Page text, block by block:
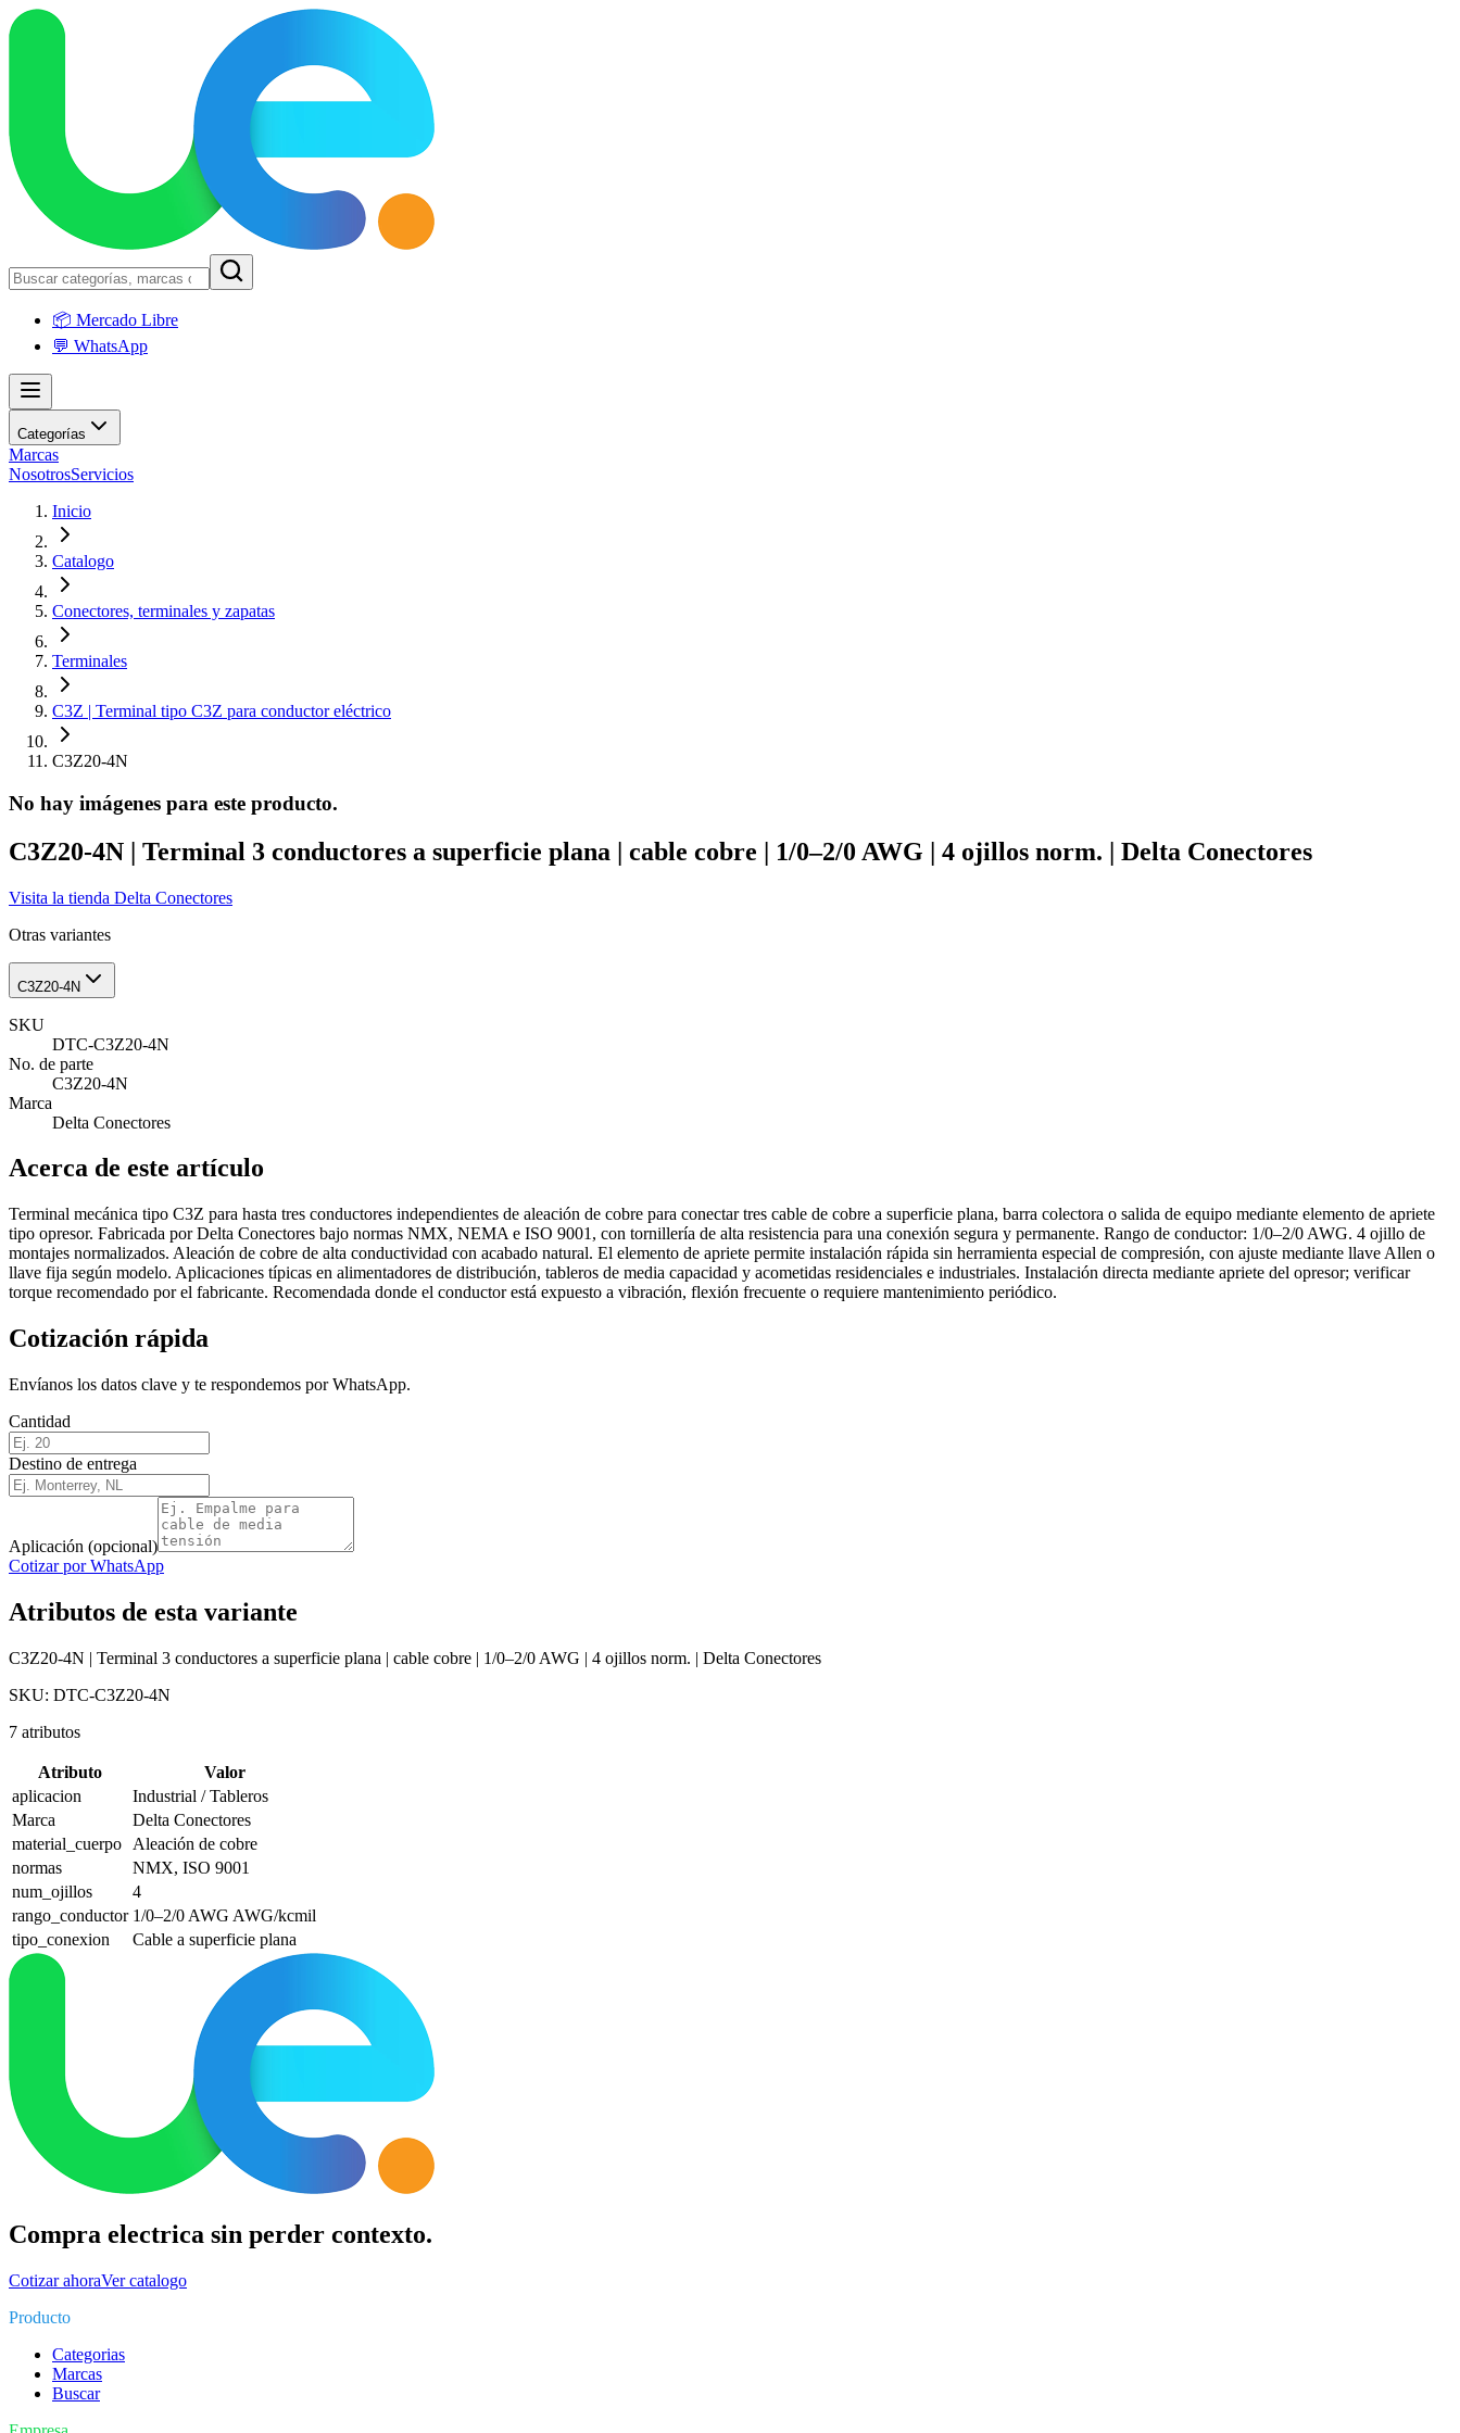
📦 Mercado Libre
💬 WhatsApp
Categorías
Marcas
NosotrosServicios
Inicio
Catalogo
Conectores, terminales y zapatas
Terminales
C3Z | Terminal tipo C3Z para conductor eléctrico
C3Z20-4N
No hay imágenes para este producto.
C3Z20-4N | Terminal 3 conductores a superficie plana | cable cobre | 1/0–2/0 AWG | 4 ojillos norm. | Delta Conectores
Visita la tienda Delta Conectores
Otras variantes
C3Z20-4N
SKU
DTC-C3Z20-4N
No. de parte
C3Z20-4N
Marca
Delta Conectores
Acerca de este artículo
Terminal mecánica tipo C3Z para hasta tres conductores independientes de aleación de cobre para conectar tres cable de cobre a superficie plana, barra colectora o salida de equipo mediante elemento de apriete
tipo opresor. Fabricada por Delta Conectores bajo normas NMX, NEMA e ISO 9001, con tornillería de alta resistencia para una conexión segura y permanente. Rango de conductor: 1/0–2/0 AWG. 4 ojillo de
montajes normalizados. Aleación de cobre de alta conductividad con acabado natural. El elemento de apriete permite instalación rápida sin herramienta especial de compresión, con ajuste mediante llave Allen o
llave fija según modelo. Aplicaciones típicas en alimentadores de distribución, tableros de media capacidad y acometidas residenciales e industriales. Instalación directa mediante apriete del opresor; verificar
torque recomendado por el fabricante. Recomendada donde el conductor está expuesto a vibración, flexión frecuente o requiere mantenimiento periódico.
Cotización rápida
Envíanos los datos clave y te respondemos por WhatsApp.
Cantidad
Destino de entrega
Aplicación (opcional)
Cotizar por WhatsApp
Atributos de esta variante
C3Z20-4N | Terminal 3 conductores a superficie plana | cable cobre | 1/0–2/0 AWG | 4 ojillos norm. | Delta Conectores
SKU: DTC-C3Z20-4N
7 atributos
Atributo
Valor
aplicacion
Industrial / Tableros
Marca
Delta Conectores
material_cuerpo
Aleación de cobre
normas
NMX, ISO 9001
num_ojillos
4
rango_conductor 1/0–2/0 AWG AWG/kcmil
tipo_conexion
Cable a superficie plana
Compra electrica sin perder contexto.
Cotizar ahoraVer catalogo
Producto
Categorias
Marcas
Buscar